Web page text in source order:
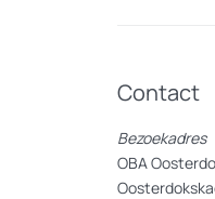
Contact
Bezoekadres
OBA